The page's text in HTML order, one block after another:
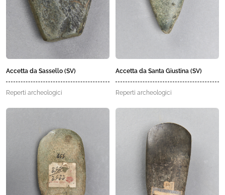
Accetta da Sassello (SV)
Reperti archeologici
Accetta da Santa Giustina (SV)
Reperti archeologici